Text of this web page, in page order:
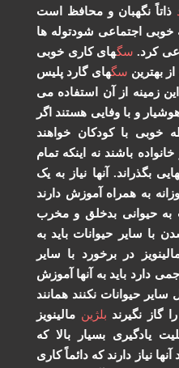
ذاتاً نگهبان و محافظ است
خوبی اجتماعی شودتوله ها
کرد. سگهای کاری خوبی
بهترین سگهای گارد پلیس
زمینه از آن استفاده می
و با وفایی هستند اگر
خوبی با کودکان خواهند
باشند نه اینکه تمام
بگذراند. آنها نیاز به یک
به همراه آموزش دارند
حیوانی بدخلق و مخرب
با سایر حیوانات باید به
در برخورد با سایر
دارد باید به آنها آموزش
سایر حیوانات نکنند همانند
گاز نگیرند بلژین مالینویز
یادگیری بسیار بالا که
نیاز دارند که دائماً کاری